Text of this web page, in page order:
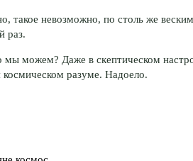
такое невозможно, по столь же
раз.
мы можем? Даже в скептическом
космическом разуме. Надоело.